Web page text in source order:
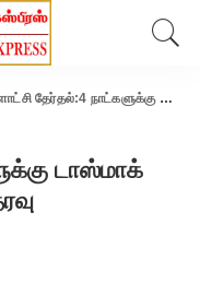
தேர்தல்:4 நாட்களுக்கு டாஸ்மாக் கடைகளை மூட அதிரடி உத்தரவு
டாஸ்மாக்